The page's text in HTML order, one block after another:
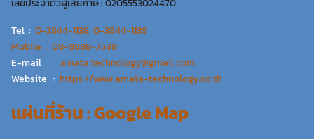
Tel : 0-3844-1138, 0-3844-1139
Mobile : 08-9888-7598
E-mail : amata.technology@gmail.com
Website : https://www.amata-technology.co.th
แผ่นที่ร้าน : Google Map